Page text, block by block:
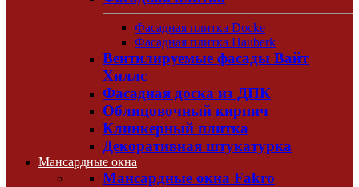
Фасадная плитка Docke
Фасадная плитка Hauberk
Вентилируемые фасады Вайт
Хиллс
Фасадная доска из ДПК
Облицовочный кирпич
Клинкерный плитка
Декоративная штукатурка
Мансардные окна
Мансардные окна Fakro